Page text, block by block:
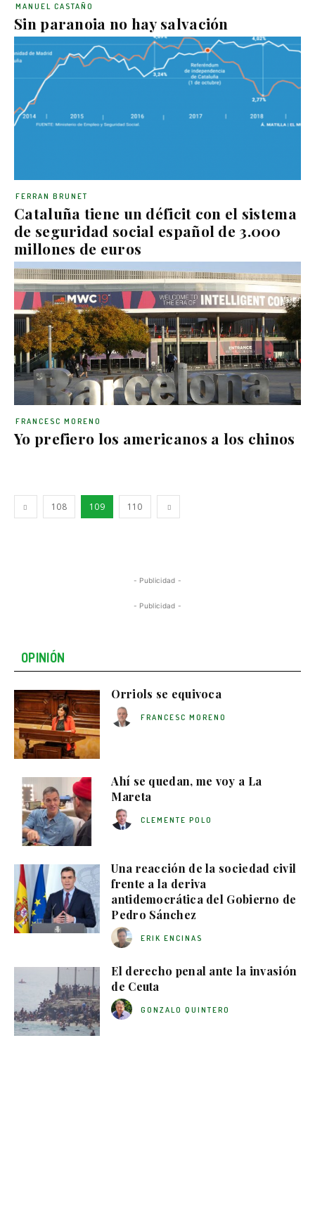
Sin paranoia no hay salvación
MANUEL CASTAÑO
Cataluña tiene un déficit con el sistema
de seguridad social español de 3.000
millones de euros
FERRAN BRUNET
Yo prefiero los americanos a los chinos
FRANCESC MORENO
108 109 110
- Publicidad -
- Publicidad -
OPINIÓN
Orriols se equivoca
FRANCESC MORENO
Ahí se quedan, me voy a La
Mareta
CLEMENTE POLO
Una reacción de la sociedad civil
frente a la deriva
antidemocrática del Gobierno de
Pedro Sánchez
ERIK ENCINAS
El derecho penal ante la invasión
de Ceuta
GONZALO QUINTERO